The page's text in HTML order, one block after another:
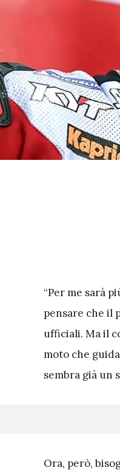
“Per me sarà
pensare che il
ufficiali. Ma il
moto che
sembra già un
Ora, però,